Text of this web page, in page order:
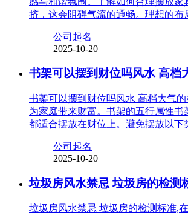
挤，这会阻碍气流的通畅。理想的
公司起名
2025-10-20
书架可以摆到财位吗风水 高档
书架可以摆到财位吗风水 高档大气
为家庭带来财富。书架的五行属性
都适合摆放在财位上。避免摆放以下
公司起名
2025-10-20
垃圾房风水禁忌 垃圾房的检测
垃圾房风水禁忌 垃圾房的检测标准,